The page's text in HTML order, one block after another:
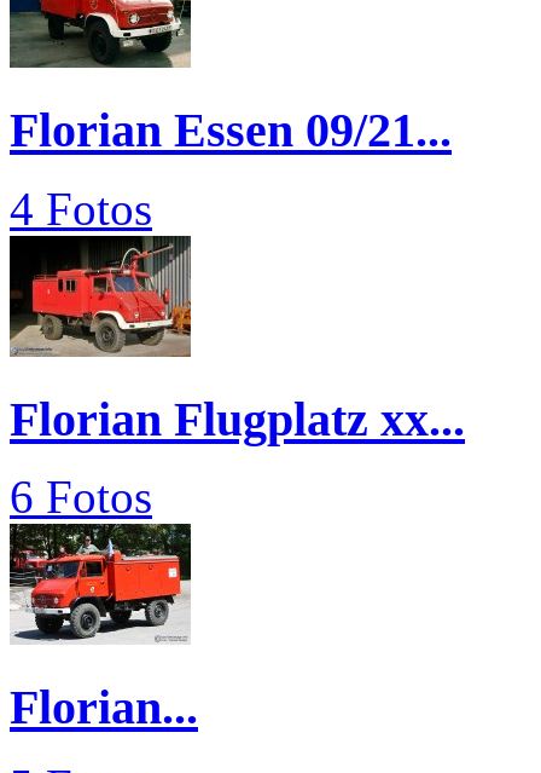
Florian Essen 09/21...
4 Fotos
Florian Flugplatz xx...
6 Fotos
Florian...